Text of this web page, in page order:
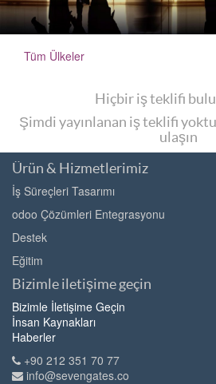
Tüm Ülkeler
Hiçbir iş teklifi
Şimdi yayınlanan iş teklifi
ulaşın
Ürün & Hizmetlerimiz
İş Süreçleri Tasarımı
odoo Çözümleri Entegrasyonu
Destek
Eğitim
Bizimle iletişime geçin
Bizimle İletişime Geçin
İnsan Kaynakları
Haberler
+90 212 351 70 77
info@sevengates.co